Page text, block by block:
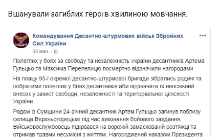
Вшанували загиблих героїв хвилиною мовчання.